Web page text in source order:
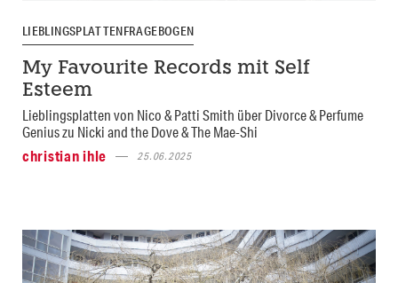
LIEBLINGSPLATTENFRAGEBOGEN
My Favourite Records mit Self
Esteem
Lieblingsplatten von Nico & Patti Smith über Divorce & Perfume
Genius zu Nicki and the Dove & The Mae-Shi
christian ihle
25.06.2025